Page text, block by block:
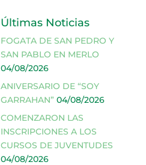
Últimas Noticias
FOGATA DE SAN PEDRO Y
SAN PABLO EN MERLO
04/08/2026
ANIVERSARIO DE “SOY
GARRAHAN” 04/08/2026
COMENZARON LAS
INSCRIPCIONES A LOS
CURSOS DE JUVENTUDES
04/08/2026